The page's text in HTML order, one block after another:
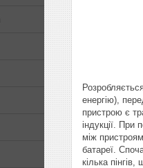
енергію),
пристрою є
індукції.
між
батареї.
кілька